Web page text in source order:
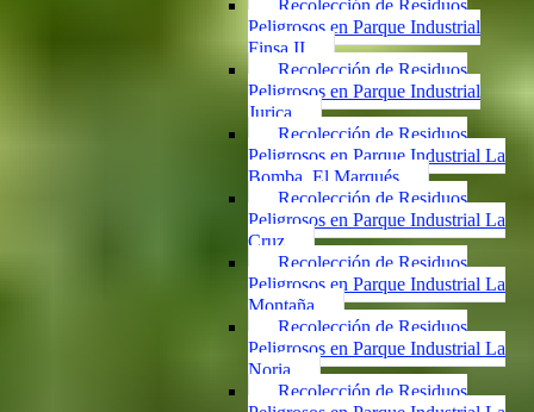
Recolección de Residuos
Peligrosos en Parque Industrial
Finsa II
Recolección de Residuos
Peligrosos en Parque Industrial
Jurica
Recolección de Residuos
Peligrosos en Parque Industrial La
Bomba, El Marqués
Recolección de Residuos
Peligrosos en Parque Industrial La
Cruz
Recolección de Residuos
Peligrosos en Parque Industrial La
Montaña
Recolección de Residuos
Peligrosos en Parque Industrial La
Noria
Recolección de Residuos